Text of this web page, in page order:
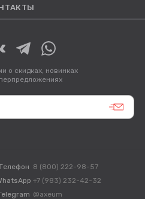
о скидках, новинках
8 (800) 222-98-57
+7 (983) 232-42-32
@axeum